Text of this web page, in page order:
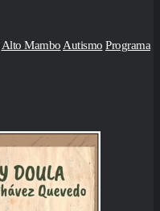
Alto Mambo Autismo Programa